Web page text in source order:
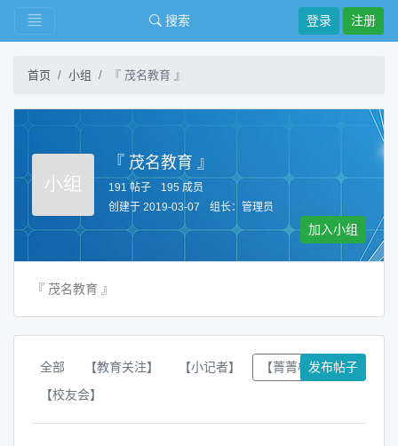
搜索 登录 注册
首页 小组 『 茂名教育 』
『 茂名教育 』
191 帖子
195 成员
创建于 2019-03-07
组长： 管理员
加入小组
『 茂名教育 』
发布帖子
全部 【教育关注】 【小记者】
【菁菁校园】
【校友会】